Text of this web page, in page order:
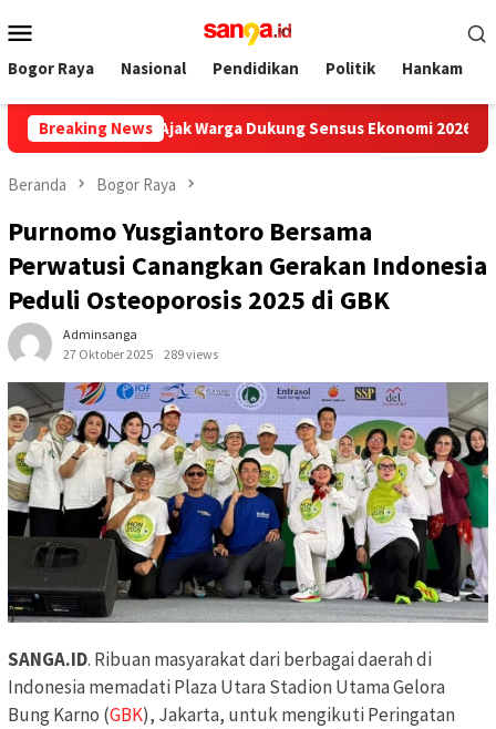
ke
kontenMobile
Bogor Raya Nasional Pendidikan Politik Hankam
Breaking News
Adil Ajak Warga Dukung Sensus Ekonomi 2026 PWI
Beranda Bogor Raya
Purnomo Yusgiantoro Bersama
Perwatusi Canangkan Gerakan Indonesia
Peduli Osteoporosis 2025 di GBK
Adminsanga
27 Oktober 2025
289 views
SANGA.ID. Ribuan masyarakat dari berbagai daerah di
Indonesia memadati Plaza Utara Stadion Utama Gelora
Bung Karno (GBK), Jakarta, untuk mengikuti Peringatan